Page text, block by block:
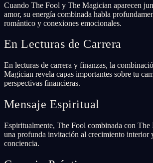
Cuando The Fool y The Magician aparecen
amor, su energía combinada habla
romántico y conexiones emocionales.
En Lecturas de Carrera
En lecturas de carrera y finanzas, la
Magician revela capas importantes sobre tu
perspectivas financieras.
Mensaje Espiritual
Espiritualmente, The Fool combinada con The
una profunda invitación al crecimiento interior
conciencia.